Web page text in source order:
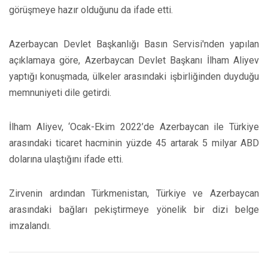
görüşmeye hazır olduğunu da ifade etti.
Azerbaycan Devlet Başkanlığı Basın Servisi'nden yapılan
açıklamaya göre, Azerbaycan Devlet Başkanı İlham Aliyev
yaptığı konuşmada, ülkeler arasındaki işbirliğinden duyduğu
memnuniyeti dile getirdi.
İlham Aliyev, ‘Ocak-Ekim 2022’de Azerbaycan ile Türkiye
arasındaki ticaret hacminin yüzde 45 artarak 5 milyar ABD
dolarına ulaştığını ifade etti.
Zirvenin ardından Türkmenistan, Türkiye ve Azerbaycan
arasındaki bağları pekiştirmeye yönelik bir dizi belge
imzalandı.